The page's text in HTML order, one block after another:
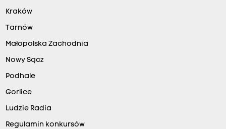
Kraków
Tarnów
Małopolska Zachodnia
Nowy Sącz
Podhale
Gorlice
Ludzie Radia
Regulamin konkursów